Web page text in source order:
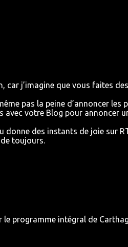
car j’imagine que vous faites
pas la peine d’annoncer les
votre Blog pour annoncer
donne des instants de joie sur
toujours.
programme intégral de